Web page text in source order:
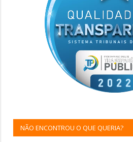
NÃO ENCONTROU O QUE QUERIA?